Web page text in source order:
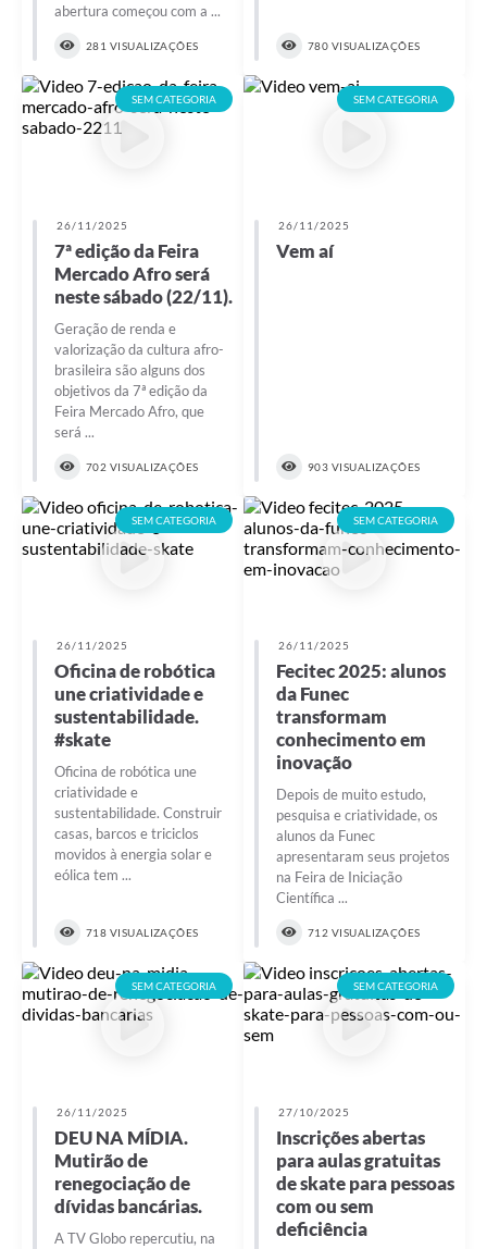
abertura começou com a ...
281 VISUALIZAÇÕES 780 VISUALIZAÇÕES
SEM CATEGORIA
26/11/2025
7ª edição da Feira
Mercado Afro será
neste sábado (22/11).
Geração de renda e
valorização da cultura afro-
brasileira são alguns dos
objetivos da 7ª edição da
Feira Mercado Afro, que
será ...
702 VISUALIZAÇÕES
SEM CATEGORIA
26/11/2025
Vem aí
903 VISUALIZAÇÕES
SEM CATEGORIA
26/11/2025
Oficina de robótica
une criatividade e
sustentabilidade.
#skate
Oficina de robótica une
criatividade e
sustentabilidade. Construir
casas, barcos e triciclos
movidos à energia solar e
eólica tem ...
718 VISUALIZAÇÕES
SEM CATEGORIA
26/11/2025
Fecitec 2025: alunos
da Funec
transformam
conhecimento em
inovação
Depois de muito estudo,
pesquisa e criatividade, os
alunos da Funec
apresentaram seus projetos
na Feira de Iniciação
Científica ...
712 VISUALIZAÇÕES
SEM CATEGORIA
26/11/2025
DEU NA MÍDIA.
Mutirão de
renegociação de
dívidas bancárias.
A TV Globo repercutiu, na
SEM CATEGORIA
27/10/2025
Inscrições abertas
para aulas gratuitas
de skate para pessoas
com ou sem
deficiência